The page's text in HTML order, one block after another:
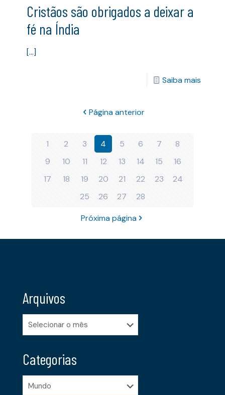
Cristãos são obrigados a deixar a
fé na Índia
[…]
Saiba mais
Página anterior
1 2 3 4 5 6 7
8
9
10 11 12 13 14 15
16
17
18 19 20 21 22 23
24
25
26 27 28
Próxima página
Arquivos
Arquivos
Categorias
Categorias